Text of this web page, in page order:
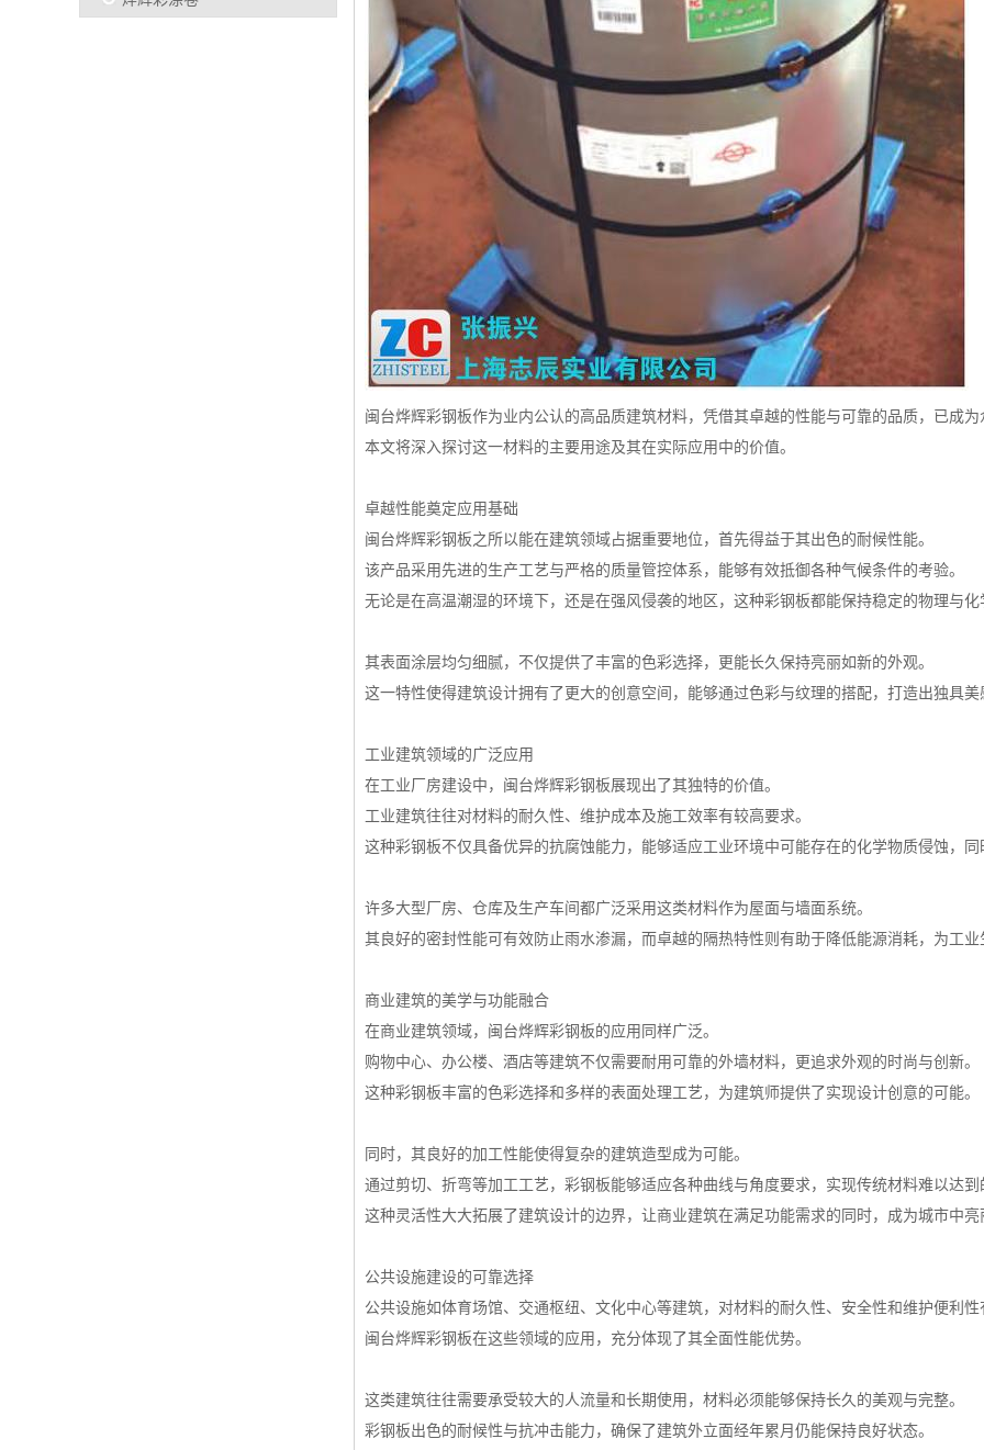
闽台烨辉彩钢板作为业内公认的高品质建筑材料，凭借其卓越的性能与可靠的品质，已成为
本文将深入探讨这一材料的主要用途及其在实际应用中的价值。
卓越性能奠定应用基础
闽台烨辉彩钢板之所以能在建筑领域占据重要地位，首先得益于其出色的耐候性能。
该产品采用先进的生产工艺与严格的质量管控体系，能够有效抵御各种气候条件的考验。
无论是在高温潮湿的环境下，还是在强风侵袭的地区，这种彩钢板都能保持稳定的物理与
其表面涂层均匀细腻，不仅提供了丰富的色彩选择，更能长久保持亮丽如新的外观。
这一特性使得建筑设计拥有了更大的创意空间，能够通过色彩与纹理的搭配，打造出独具
工业建筑领域的广泛应用
在工业厂房建设中，闽台烨辉彩钢板展现出了其独特的价值。
工业建筑往往对材料的耐久性、维护成本及施工效率有较高要求。
这种彩钢板不仅具备优异的抗腐蚀能力，能够适应工业环境中可能存在的化学物质侵蚀，
许多大型厂房、仓库及生产车间都广泛采用这类材料作为屋面与墙面系统。
其良好的密封性能可有效防止雨水渗漏，而卓越的隔热特性则有助于降低能源消耗，为工业
商业建筑的美学与功能融合
在商业建筑领域，闽台烨辉彩钢板的应用同样广泛。
购物中心、办公楼、酒店等建筑不仅需要耐用可靠的外墙材料，更追求外观的时尚与创新。
这种彩钢板丰富的色彩选择和多样的表面处理工艺，为建筑师提供了实现设计创意的可能。
同时，其良好的加工性能使得复杂的建筑造型成为可能。
通过剪切、折弯等加工工艺，彩钢板能够适应各种曲线与角度要求，实现传统材料难以达到
这种灵活性大大拓展了建筑设计的边界，让商业建筑在满足功能需求的同时，成为城市中亮
公共设施建设的可靠选择
公共设施如体育场馆、交通枢纽、文化中心等建筑，对材料的耐久性、安全性和维护便利性
闽台烨辉彩钢板在这些领域的应用，充分体现了其全面性能优势。
这类建筑往往需要承受较大的人流量和长期使用，材料必须能够保持长久的美观与完整。
彩钢板出色的耐候性与抗冲击能力，确保了建筑外立面经年累月仍能保持良好状态。